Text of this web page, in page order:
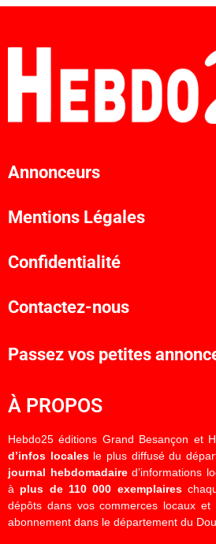
Annonceurs
Mentions Légales
Confidentialité
Contactez-nous
Passez vos petites
À PROPOS
Hebdo25 éditions Grand Besançon et
d’infos localesle plus diffusé du
journal hebdomadaired’informations
à plus de 110 000 exemplaires
dépôts dans vos commerces locaux
abonnement dans le département du